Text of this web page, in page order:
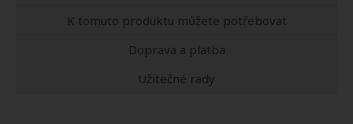
K tomuto produktu můžete potřebovat
Doprava a platba
Užitečné rady